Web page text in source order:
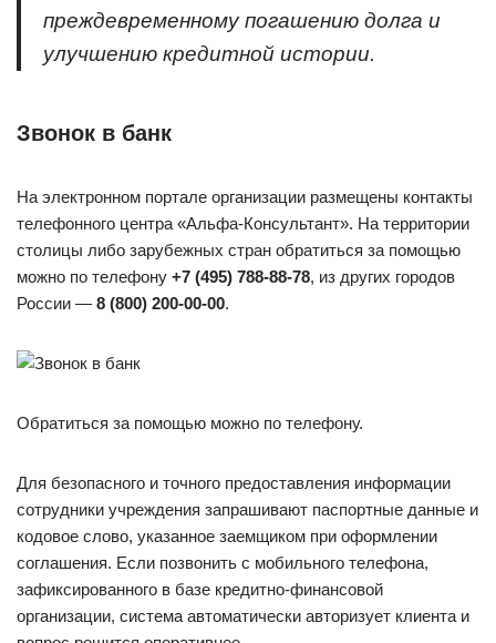
преждевременному погашению долга и
улучшению кредитной истории.
Звонок в банк
На электронном портале организации размещены контакты
телефонного центра «Альфа-Консультант». На территории
столицы либо зарубежных стран обратиться за помощью
можно по телефону +7 (495) 788-88-78, из других городов
России — 8 (800) 200-00-00.
Обратиться за помощью можно по телефону.
Для безопасного и точного предоставления информации
сотрудники учреждения запрашивают паспортные данные и
кодовое слово, указанное заемщиком при оформлении
соглашения. Если позвонить с мобильного телефона,
зафиксированного в базе кредитно-финансовой
организации, система автоматически авторизует клиента и